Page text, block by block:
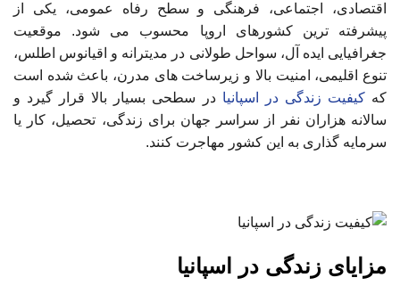
اقتصادی، اجتماعی، فرهنگی و سطح رفاه عمومی، یکی از
پیشرفته ترین کشورهای اروپا محسوب می شود. موقعیت
جغرافیایی ایده آل، سواحل طولانی در مدیترانه و اقیانوس اطلس،
تنوع اقلیمی، امنیت بالا و زیرساخت های مدرن، باعث شده است
کهکیفیت زندگی در اسپانیا در سطحی بسیار بالا قرار گیرد و
سالانه هزاران نفر از سراسر جهان برای زندگی، تحصیل، کار یا
سرمایه گذاری به این کشور مهاجرت کنند.
مزایای زندگی در اسپانیا